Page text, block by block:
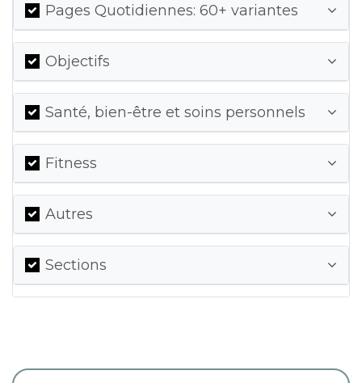
Pages Quotidiennes: 60+ variantes
Objectifs
Santé, bien-être et soins personnels
Fitness
Autres
Sections